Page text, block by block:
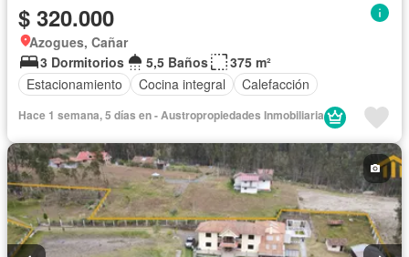
$ 320.000
Azogues, Cañar
3 Dormitorios
5,5 Baños
375 m²
Estacionamiento
Cocina integral Calefacción
Hace 1 semana, 5 días en - Austropropiedades Inmobiliaria